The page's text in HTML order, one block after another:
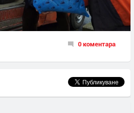
0 коментара